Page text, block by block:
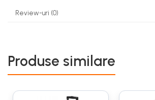
Review-uri (0)
Produse similare